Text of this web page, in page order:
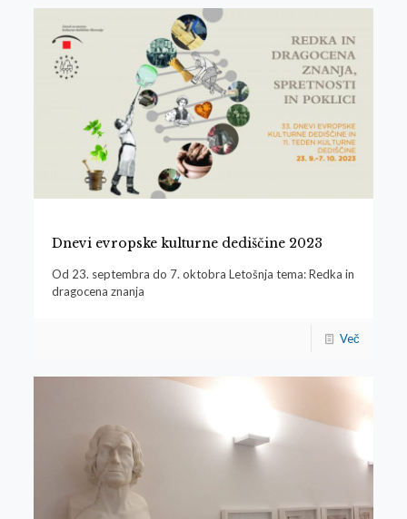
Dnevi evropske kulturne dediščine 2023
Od 23. septembra do 7. oktobra Letošnja tema: Redka in
dragocena znanja
Več